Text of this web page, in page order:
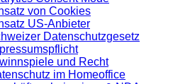
von Cookies
US-Anbieter
Datenschutzgesetz
und Recht
im Homeoffice